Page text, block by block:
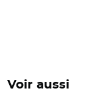
Voir aussi